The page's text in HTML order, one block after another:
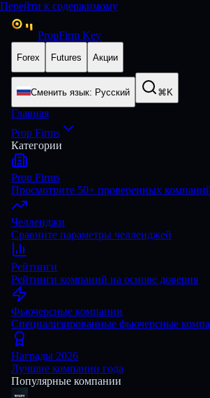
Перейти к содержимому
PropFirm Key
Forex Futures Акции
Сменить язык: Русский ⌘K
Главная
Prop Firms
Категории
Prop Firms
Просмотрите 50+ проверенных
Челленджи
Сравните параметры челленджей
Рейтинги
Рейтинги компаний на основе доверия
Фьючерсные компании
Специализированные фьючерсные
Награды 2026
Лучшие компании года
Популярные компании